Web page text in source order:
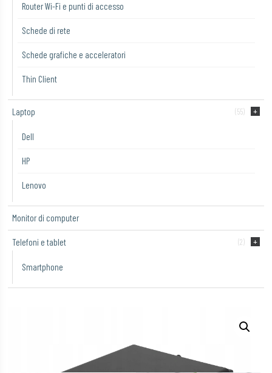
Router Wi-Fi e punti di accesso
Schede di rete
Schede grafiche e acceleratori
Thin Client
Laptop (55)
Dell
HP
Lenovo
Monitor di computer
Telefoni e tablet (2)
Smartphone